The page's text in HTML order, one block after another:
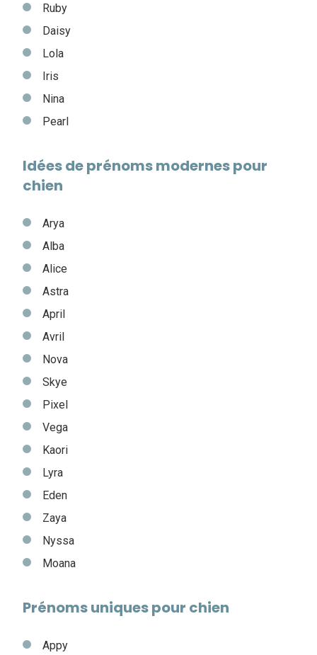
Ruby
Daisy
Lola
Iris
Nina
Pearl
Idées de prénoms modernes pour
chien
Arya
Alba
Alice
Astra
April
Avril
Nova
Skye
Pixel
Vega
Kaori
Lyra
Eden
Zaya
Nyssa
Moana
Prénoms uniques pour chien
Appy